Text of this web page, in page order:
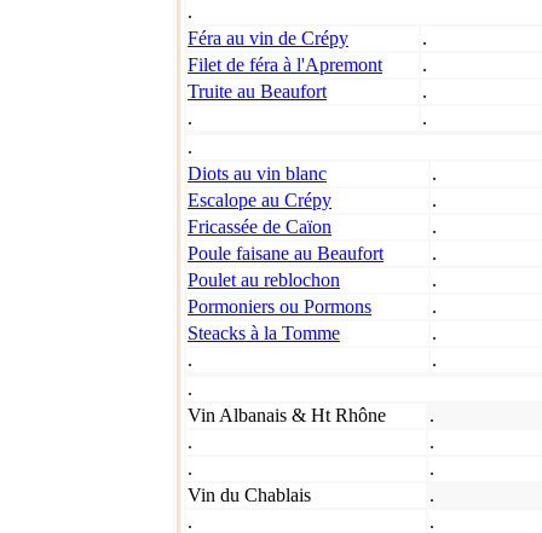
.
Féra au vin de Crépy
.
Filet de féra à l'Apremont
.
Truite au Beaufort
.
.
.
.
Diots au vin blanc
.
Escalope au Crépy
.
Fricassée de Caïon
.
Poule faisane au Beaufort
.
Poulet au reblochon
.
Pormoniers ou Pormons
.
Steacks à la Tomme
.
.
.
.
Vin Albanais & Ht Rhône
.
.
.
.
.
Vin du Chablais
.
.
.